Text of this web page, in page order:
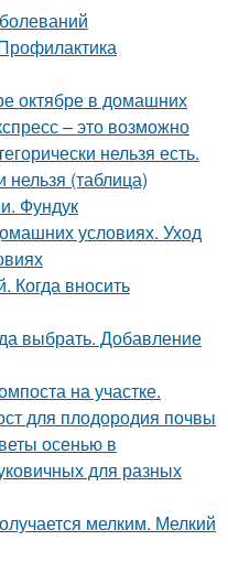
октябре в домашних
– это возможно
нельзя есть.
(таблица)
Фундук
условиях. Уход
Когда вносить
выбрать. Добавление
на участке.
для плодородия почвы
осенью в
для разных
мелким. Мелкий